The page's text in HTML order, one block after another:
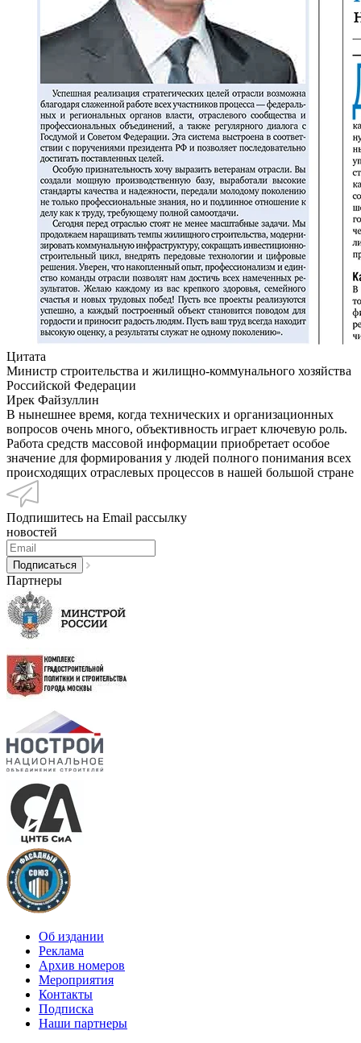
Цитата
Министр строительства и жилищно-коммунального хозяйства
Российской Федерации
Ирек Файзуллин
В нынешнее время, когда технических и организационных
вопросов очень много, объективность играет ключевую роль.
Работа средств массовой информации приобретает особое
значение для формирования у людей полного понимания всех
происходящих отраслевых процессов в нашей большой стране
Подпишитесь на Email рассылку
новостей
Партнеры
Об издании
Реклама
Архив номеров
Мероприятия
Контакты
Подписка
Наши партнеры